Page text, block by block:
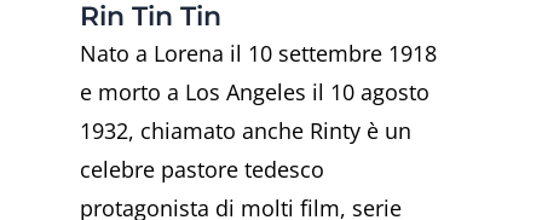
Rin Tin Tin
Nato a Lorena il 10 settembre 1918
e morto a Los Angeles il 10 agosto
1932, chiamato anche Rinty è un
celebre pastore tedesco
protagonista di molti film, serie